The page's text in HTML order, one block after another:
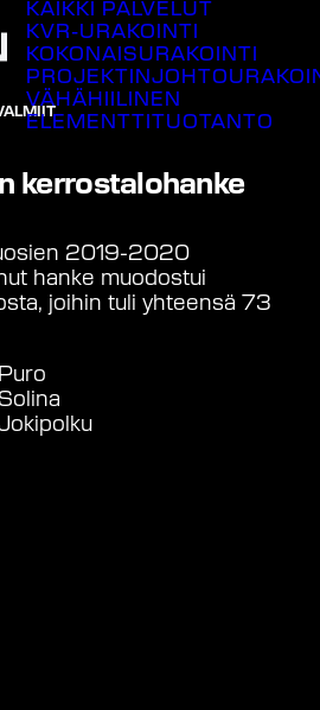
KAIKKI PALVELUT
KVR-URAKOINTI
KOKONAISURAKOINTI
VÄHÄHIILINEN
ELEMENTTITUOTANTO
kerrostalohanke
2019-2020
hanke muodostui
joihin tuli yhteensä 73